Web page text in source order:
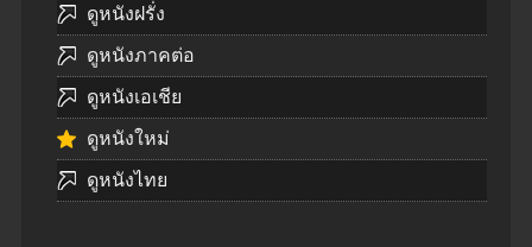
ดูหนังฝรั่ง
ดูหนังภาคต่อ
ดูหนังเอเชีย
ดูหนังใหม่
ดูหนังไทย